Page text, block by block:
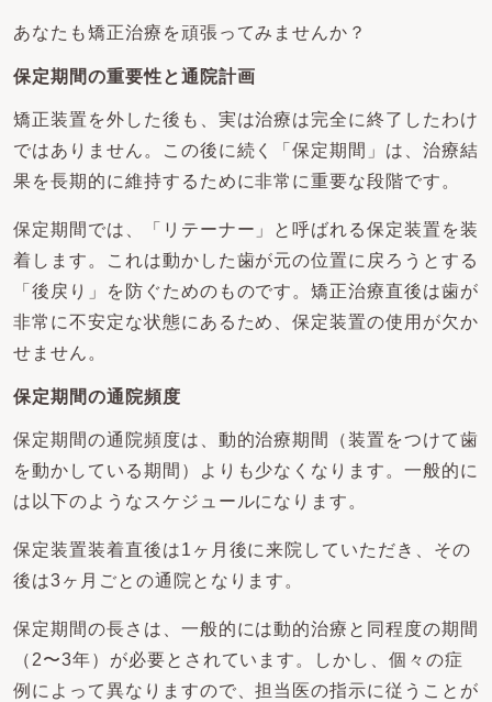
あなたも矯正治療を頑張ってみませんか？
保定期間の重要性と通院計画
矯正装置を外した後も、実は治療は完全に終了したわけ
ではありません。この後に続く「保定期間」は、治療結
果を長期的に維持するために非常に重要な段階です。
保定期間では、「リテーナー」と呼ばれる保定装置を装
着します。これは動かした歯が元の位置に戻ろうとする
「後戻り」を防ぐためのものです。矯正治療直後は歯が
非常に不安定な状態にあるため、保定装置の使用が欠か
せません。
保定期間の通院頻度
保定期間の通院頻度は、動的治療期間（装置をつけて歯
を動かしている期間）よりも少なくなります。一般的に
は以下のようなスケジュールになります。
保定装置装着直後は1ヶ月後に来院していただき、その
後は3ヶ月ごとの通院となります。
保定期間の長さは、一般的には動的治療と同程度の期間
（2〜3年）が必要とされています。しかし、個々の症
例によって異なりますので、担当医の指示に従うことが